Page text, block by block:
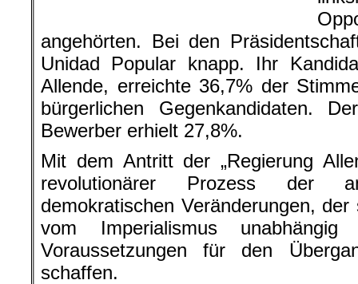
angehörten. Bei den
Unidad Popular knapp. Ihr
Allende, erreichte 36,7% der
bürgerlichen Gegenkandidaten.
Bewerber erhielt 27,8%.
Mit dem Antritt der „Regierung
revolutionärer Prozess der
demokratischen Veränderungen,
vom Imperialismus
Voraussetzungen für den
schaffen.